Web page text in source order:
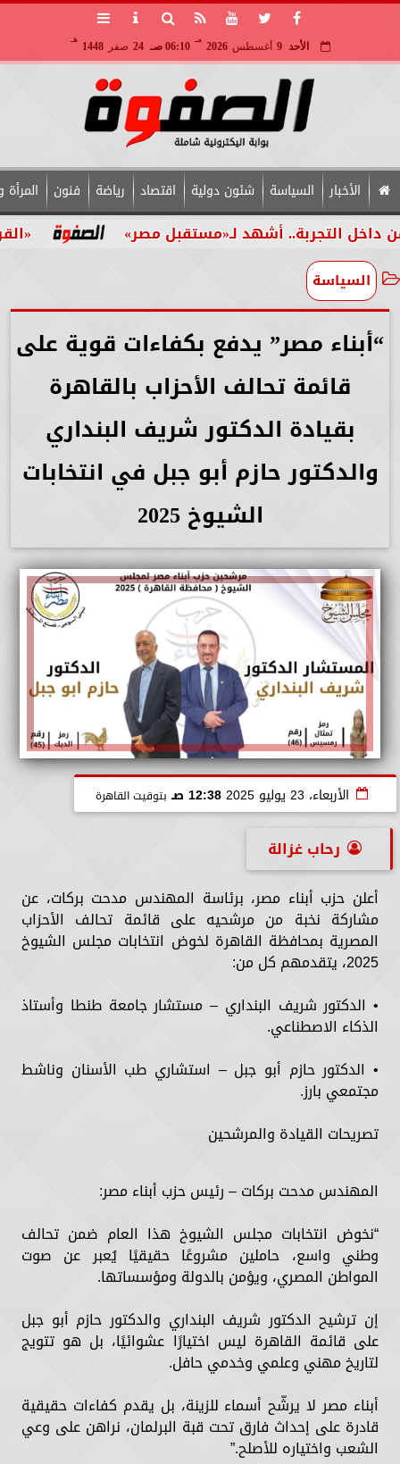
الأحد 9 أغسطس 2026
مـ
06:10 صـ 24 صفر 1448
هـ
الأخبار السياسة شئون دولية اقتصاد رياضة فنون
«القومي أشهد لـ«مستقبل مصر»
السياسة
“أبناء مصر” يدفع بكفاءات قوية على
قائمة تحالف الأحزاب بالقاهرة
بقيادة الدكتور شريف البنداري
والدكتور حازم أبو جبل في انتخابات
الشيوخ 2025
الأربعاء، 23 يوليو 2025 12:38 صـ بتوقيت القاهرة
رحاب غزالة
أعلن حزب أبناء مصر، برئاسة المهندس مدحت بركات، عن
مشاركة نخبة من مرشحيه على قائمة تحالف الأحزاب
المصرية بمحافظة القاهرة لخوض انتخابات مجلس الشيوخ
2025، يتقدمهم كل من:
• الدكتور شريف البنداري – مستشار جامعة طنطا وأستاذ
الذكاء الاصطناعي.
• الدكتور حازم أبو جبل – استشاري طب الأسنان وناشط
مجتمعي بارز.
تصريحات القيادة والمرشحين
المهندس مدحت بركات – رئيس حزب أبناء مصر:
“نخوض انتخابات مجلس الشيوخ هذا العام ضمن تحالف
وطني واسع، حاملين مشروعًا حقيقيًا يُعبر عن صوت
المواطن المصري، ويؤمن بالدولة ومؤسساتها.
إن ترشيح الدكتور شريف البنداري والدكتور حازم أبو جبل
على قائمة القاهرة ليس اختيارًا عشوائيًا، بل هو تتويج
لتاريخ مهني وعلمي وخدمي حافل.
أبناء مصر لا يرشّح أسماء للزينة، بل يقدم كفاءات حقيقية
قادرة على إحداث فارق تحت قبة البرلمان، نراهن على وعي
الشعب واختياره للأصلح.”